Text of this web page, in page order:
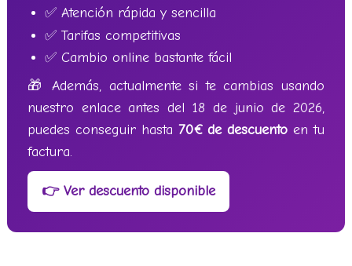
✅ Atención rápida y sencilla
✅ Tarifas competitivas
✅ Cambio online bastante fácil
🎁 Además, actualmente si te cambias usando
nuestro enlace antes del 18 de junio de 2026,
puedes conseguir hasta 70€ de descuento en tu
factura.
👉 Ver descuento disponible